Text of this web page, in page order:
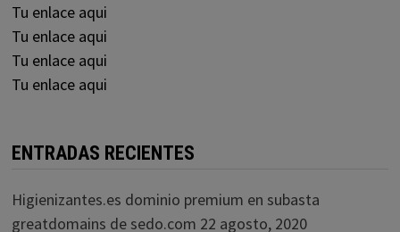
Tu enlace aqui
Tu enlace aqui
Tu enlace aqui
Tu enlace aqui
ENTRADAS RECIENTES
Higienizantes.es dominio premium en subasta
greatdomains de sedo.com 22 agosto, 2020